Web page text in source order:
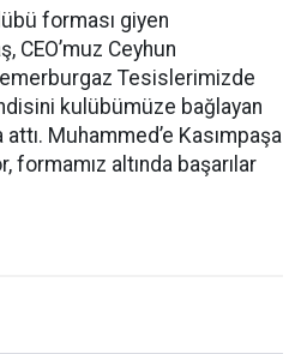
forması giyen
CEO’muz Ceyhun
Kemerburgaz Tesislerimizde
kulübümüze bağlayan
Muhammed’e Kasımpaşa
formamız altında başarılar